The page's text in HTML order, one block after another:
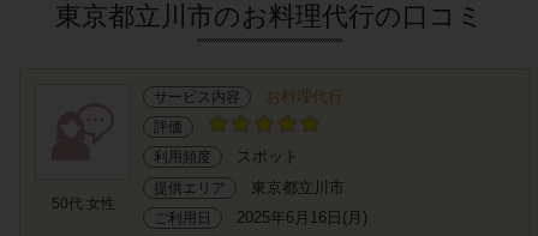
東京都立川市のお料理代行の口コミ
50代 女性
サービス内容 お料理代行
評価
利用頻度
スポット
提供エリア 東京都立川市
ご利用日 2025年6月16日(月)